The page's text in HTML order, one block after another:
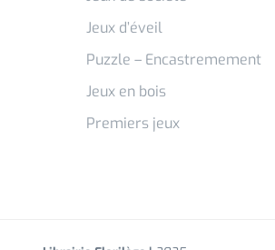
Jeux d’éveil
Puzzle – Encastremement
Jeux en bois
Premiers jeux